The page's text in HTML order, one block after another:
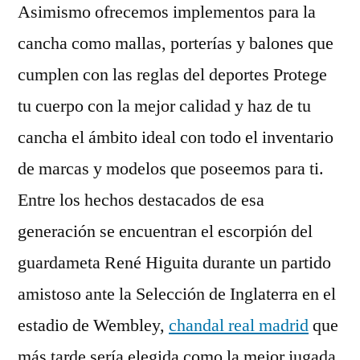
Asimismo ofrecemos implementos para la
cancha como mallas, porterías y balones que
cumplen con las reglas del deportes Protege
tu cuerpo con la mejor calidad y haz de tu
cancha el ámbito ideal con todo el inventario
de marcas y modelos que poseemos para ti.
Entre los hechos destacados de esa
generación se encuentran el escorpión del
guardameta René Higuita durante un partido
amistoso ante la Selección de Inglaterra en el
estadio de Wembley, chandal real madridque